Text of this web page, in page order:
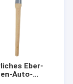
Eber-
Auto-